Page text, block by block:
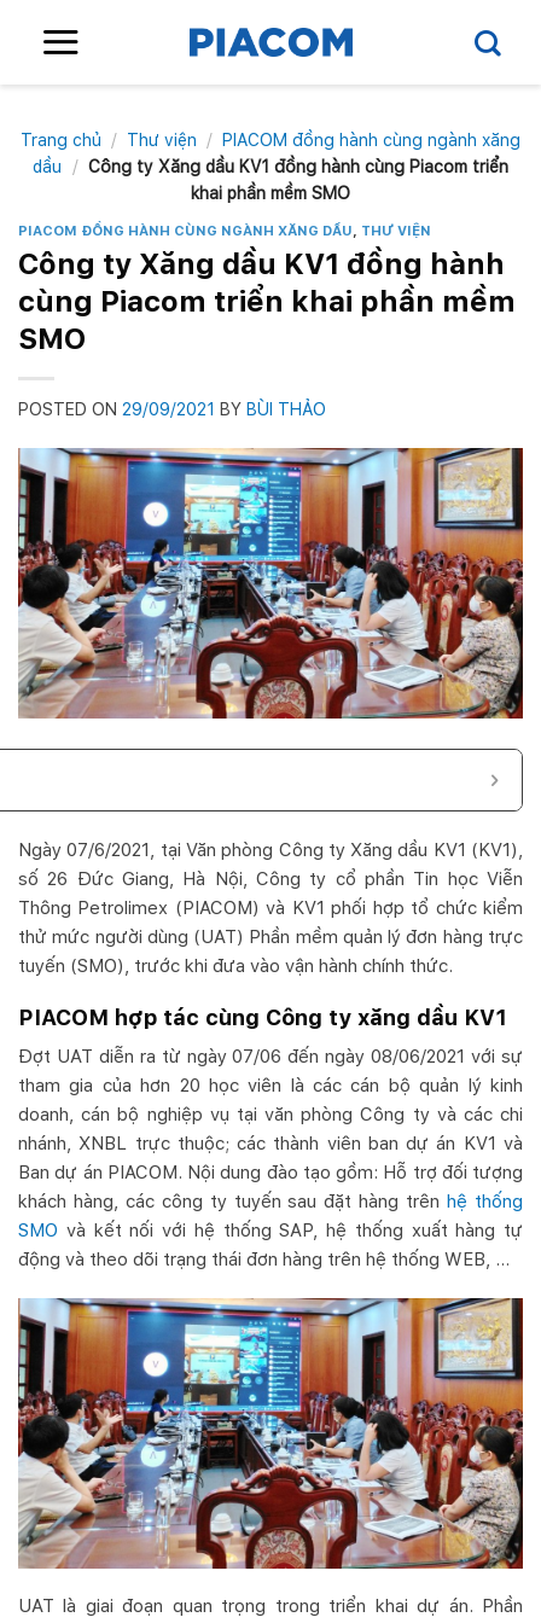
Trang chủ / Thư viện /
PIACOM đồng hành cùng ngành xăng
dầu
/ Công ty Xăng dầu KV1 đồng hành cùng Piacom triển
khai phần mềm SMO
PIACOM ĐỒNG HÀNH CÙNG NGÀNH XĂNG DẦU, THƯ VIỆN
Công ty Xăng dầu KV1 đồng hành
cùng Piacom triển khai phần mềm
SMO
POSTED ON 29/09/2021 BY BÙI THẢO
Ngày 07/6/2021, tại Văn phòng Công ty Xăng dầu KV1 (KV1),
số 26 Đức Giang, Hà Nội, Công ty cổ phần Tin học Viễn
Thông Petrolimex (PIACOM) và KV1 phối hợp tổ chức kiểm
thử mức người dùng (UAT) Phần mềm quản lý đơn hàng trực
tuyến (SMO), trước khi đưa vào vận hành chính thức.
PIACOM hợp tác cùng Công ty xăng dầu KV1
Đợt UAT diễn ra từ ngày 07/06 đến ngày 08/06/2021 với sự
tham gia của hơn 20 học viên là các cán bộ quản lý kinh
doanh, cán bộ nghiệp vụ tại văn phòng Công ty và các chi
nhánh, XNBL trực thuộc; các thành viên ban dự án KV1 và
Ban dự án PIACOM. Nội dung đào tạo gồm: Hỗ trợ đối tượng
khách hàng, các công ty tuyến sau đặt hàng trênhệ thống
SMO và kết nối với hệ thống SAP, hệ thống xuất hàng tự
động và theo dõi trạng thái đơn hàng trên hệ thống WEB, …
UAT là giai đoạn quan trọng trong triển khai dự án. Phần